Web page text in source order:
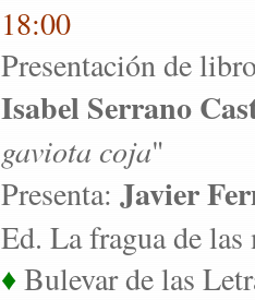
18:00
Presentación de
Isabel Serrano
gaviota coja"
Presenta: Javier
Ed. La fragua de las
♦Bulevar de las